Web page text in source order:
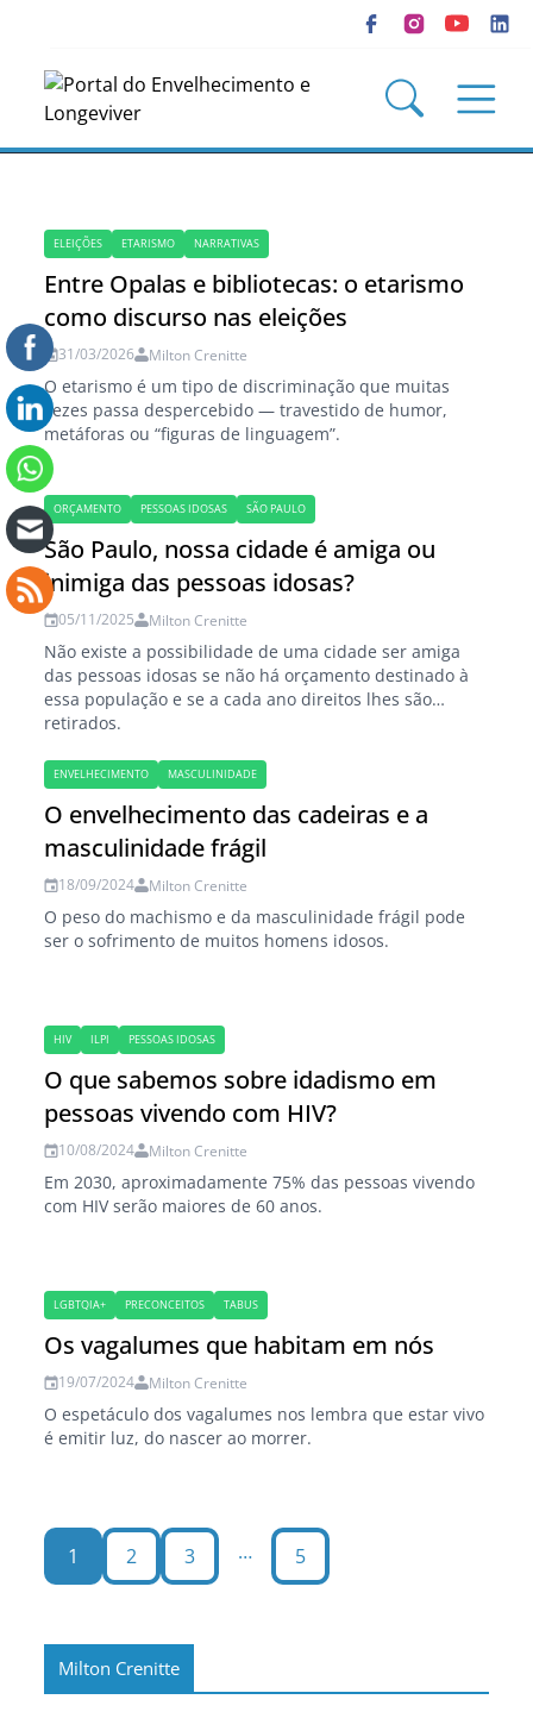
ELEIÇÕES ETARISMO NARRATIVAS
Entre Opalas e bibliotecas: o etarismo
como discurso nas eleições
31/03/2026 Milton Crenitte
O etarismo é um tipo de discriminação que muitas
vezes passa despercebido — travestido de humor,
metáforas ou “figuras de linguagem”.
ORÇAMENTO PESSOAS IDOSAS SÃO PAULO
São Paulo, nossa cidade é amiga ou
inimiga das pessoas idosas?
05/11/2025 Milton Crenitte
Não existe a possibilidade de uma cidade ser amiga
das pessoas idosas se não há orçamento destinado à
essa população e se a cada ano direitos lhes são
retirados.
ENVELHECIMENTO MASCULINIDADE
O envelhecimento das cadeiras e a
masculinidade frágil
18/09/2024 Milton Crenitte
O peso do machismo e da masculinidade frágil pode
ser o sofrimento de muitos homens idosos.
HIV ILPI PESSOAS IDOSAS
O que sabemos sobre idadismo em
pessoas vivendo com HIV?
10/08/2024 Milton Crenitte
Em 2030, aproximadamente 75% das pessoas vivendo
com HIV serão maiores de 60 anos.
LGBTQIA+ PRECONCEITOS TABUS
Os vagalumes que habitam em nós
19/07/2024 Milton Crenitte
O espetáculo dos vagalumes nos lembra que estar vivo
é emitir luz, do nascer ao morrer.
1 2 3 … 5
Milton Crenitte